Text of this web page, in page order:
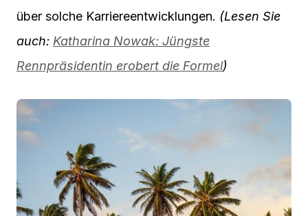
über solche Karriereentwicklungen. (Lesen Sie
auch: Katharina Nowak: Jüngste
Rennpräsidentin erobert die Formel)